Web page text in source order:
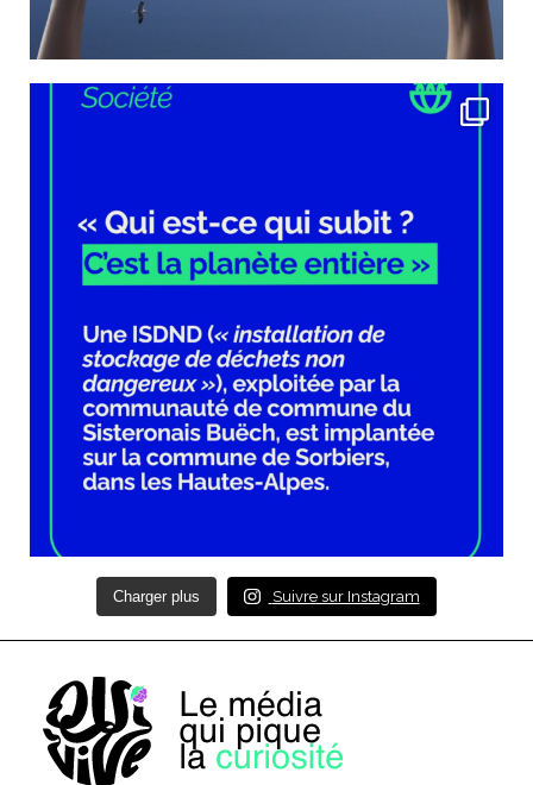
Charger plus Suivre sur Instagram